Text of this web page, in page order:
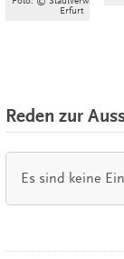
Erfurt
Reden zur
Es sind keine